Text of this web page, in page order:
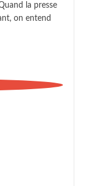
la presse
on entend